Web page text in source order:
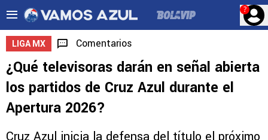
?
LIGA MX Comentarios
¿Qué televisoras darán en señal abierta
los partidos de Cruz Azul durante el
Apertura 2026?